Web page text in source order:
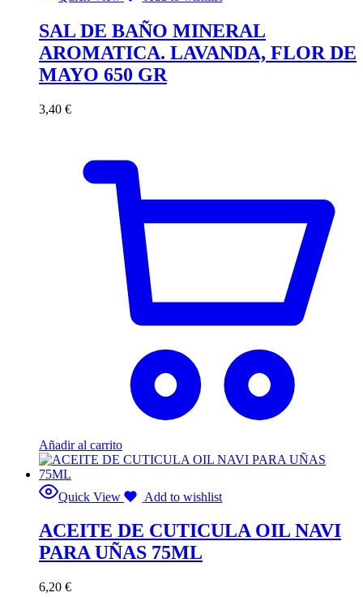
SAL DE BAÑO MINERAL
AROMATICA. LAVANDA, FLOR DE
MAYO 650 GR
3,40 €
Añadir al carrito
Quick View Add to wishlist
ACEITE DE CUTICULA OIL NAVI
PARA UÑAS 75ML
6,20 €